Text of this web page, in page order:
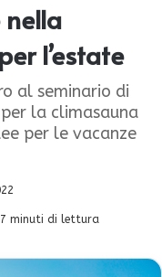
nella
l’estate
al seminario di
la climasauna
per le vacanze
7 minuti di lettura